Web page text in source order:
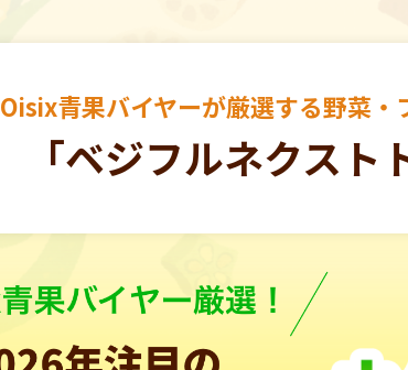
Oisix青果バイヤーが厳選する野菜・
「ベジフルネクス